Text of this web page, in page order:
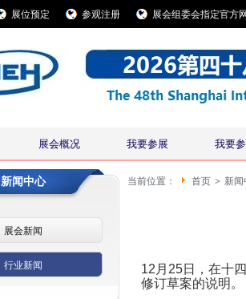
展位预定 参观注册 展会组委会指定官方
展会概况 我要参展 我要
新闻中心
展会新闻
行业新闻
当前位置： 首页 > 新
12月25日，在十
修订草案的说明。